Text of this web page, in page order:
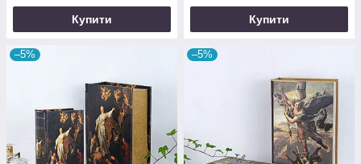
Купити Купити
–5% –5%